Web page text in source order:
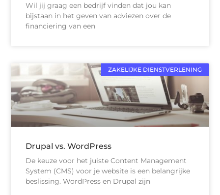
Wil jij graag een bedrijf vinden dat jou kan
bijstaan in het geven van adviezen over de
financiering van een
ZAKELIJKE DIENSTVERLENING
Drupal vs. WordPress
De keuze voor het juiste Content Management
System (CMS) voor je website is een belangrijke
beslissing. WordPress en Drupal zijn